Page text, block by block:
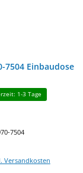
7504 Einbaudose
1-3 Tage
7504
Versandkosten